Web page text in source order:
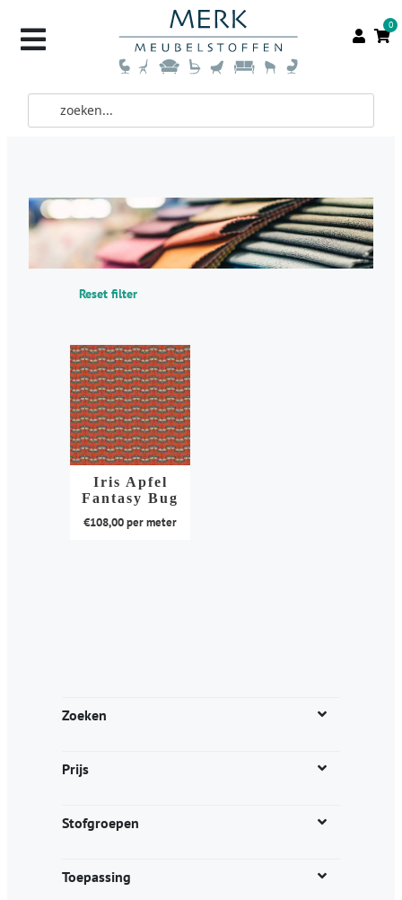
0
Zoeken
Prijs
Stofgroepen
Toepassing
Reset filter
Iris Apfel
Fantasy Bug
€108,00per meter
kan
op
productpagina